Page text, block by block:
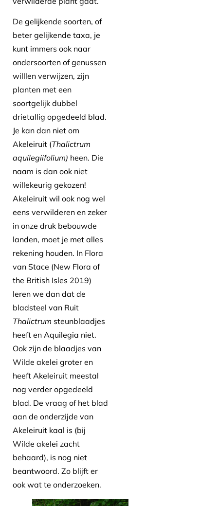
De gelijkende soorten, of
beter gelijkende taxa, je
kunt immers ook naar
ondersoorten of genussen
willlen verwijzen, zijn
planten met een
soortgelijk dubbel
drietallig opgedeeld blad.
Je kan dan niet om
Akeleiruit (Thalictrum
aquilegiifolium) heen. Die
naam is dan ook niet
willekeurig gekozen!
Akeleiruit wil ook nog wel
eens verwilderen en zeker
in onze druk bebouwde
landen, moet je met alles
rekening houden. In Flora
van Stace (New Flora of
the British Isles 2019)
leren we dan dat de
bladsteel van Ruit
Thalictrum steunblaadjes
heeft en Aquilegia niet.
Ook zijn de blaadjes van
Wilde akelei groter en
heeft Akeleiruit meestal
nog verder opgedeeld
blad. De vraag of het blad
aan de onderzijde van
Akeleiruit kaal is (bij
Wilde akelei zacht
behaard), is nog niet
beantwoord. Zo blijft er
ook wat te onderzoeken.